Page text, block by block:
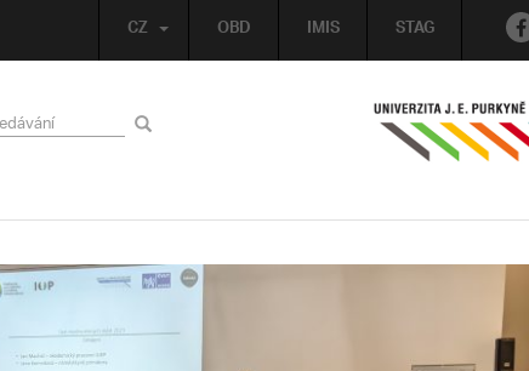
OBD IMIS STAG
CZ